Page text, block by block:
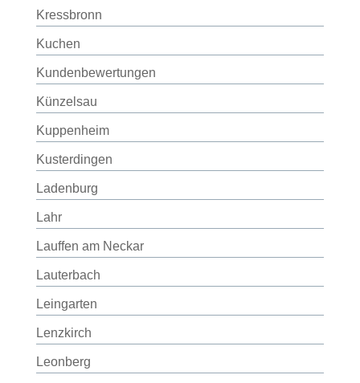
Kressbronn
Kuchen
Kundenbewertungen
Künzelsau
Kuppenheim
Kusterdingen
Ladenburg
Lahr
Lauffen am Neckar
Lauterbach
Leingarten
Lenzkirch
Leonberg